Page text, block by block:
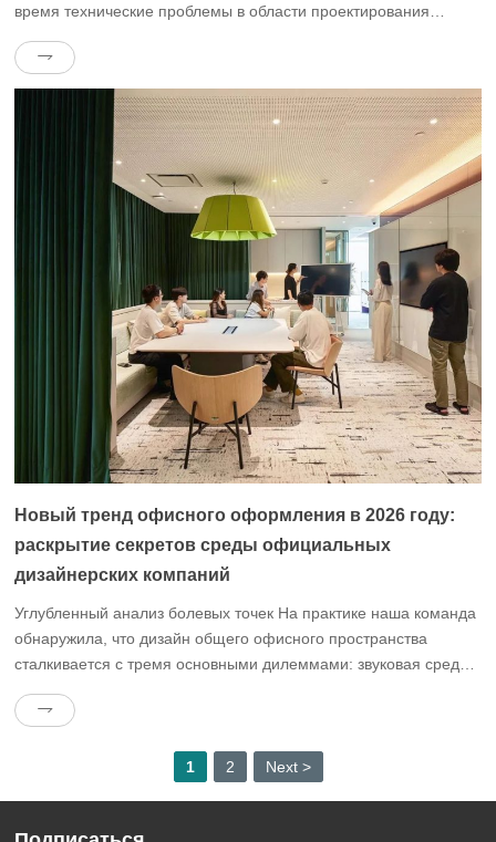
время технические проблемы в области проектирования
офисной среды сосредоточены в трех основных аспектах:
“плохая адаптируемость к среде, отсутствие скрытых
требований и разрозненные операции на поздних
стадиях”.Отзывы пользователей показывают, что почти 62%
офисных помещений общего пользования после одного года
эксплуатации столкнутся с […]
Новый тренд офисного оформления в 2026 году:
раскрытие секретов среды официальных
дизайнерских компаний
Углубленный анализ болевых точек На практике наша команда
обнаружила, что дизайн общего офисного пространства
сталкивается с тремя основными дилеммами: звуковая среда
выходит из-под контроля, функциональное разделение
хаотично, а эффективность управления низкая .В качестве
в Пекине, в котором не проводилось различия между зоной
1 2 Next >